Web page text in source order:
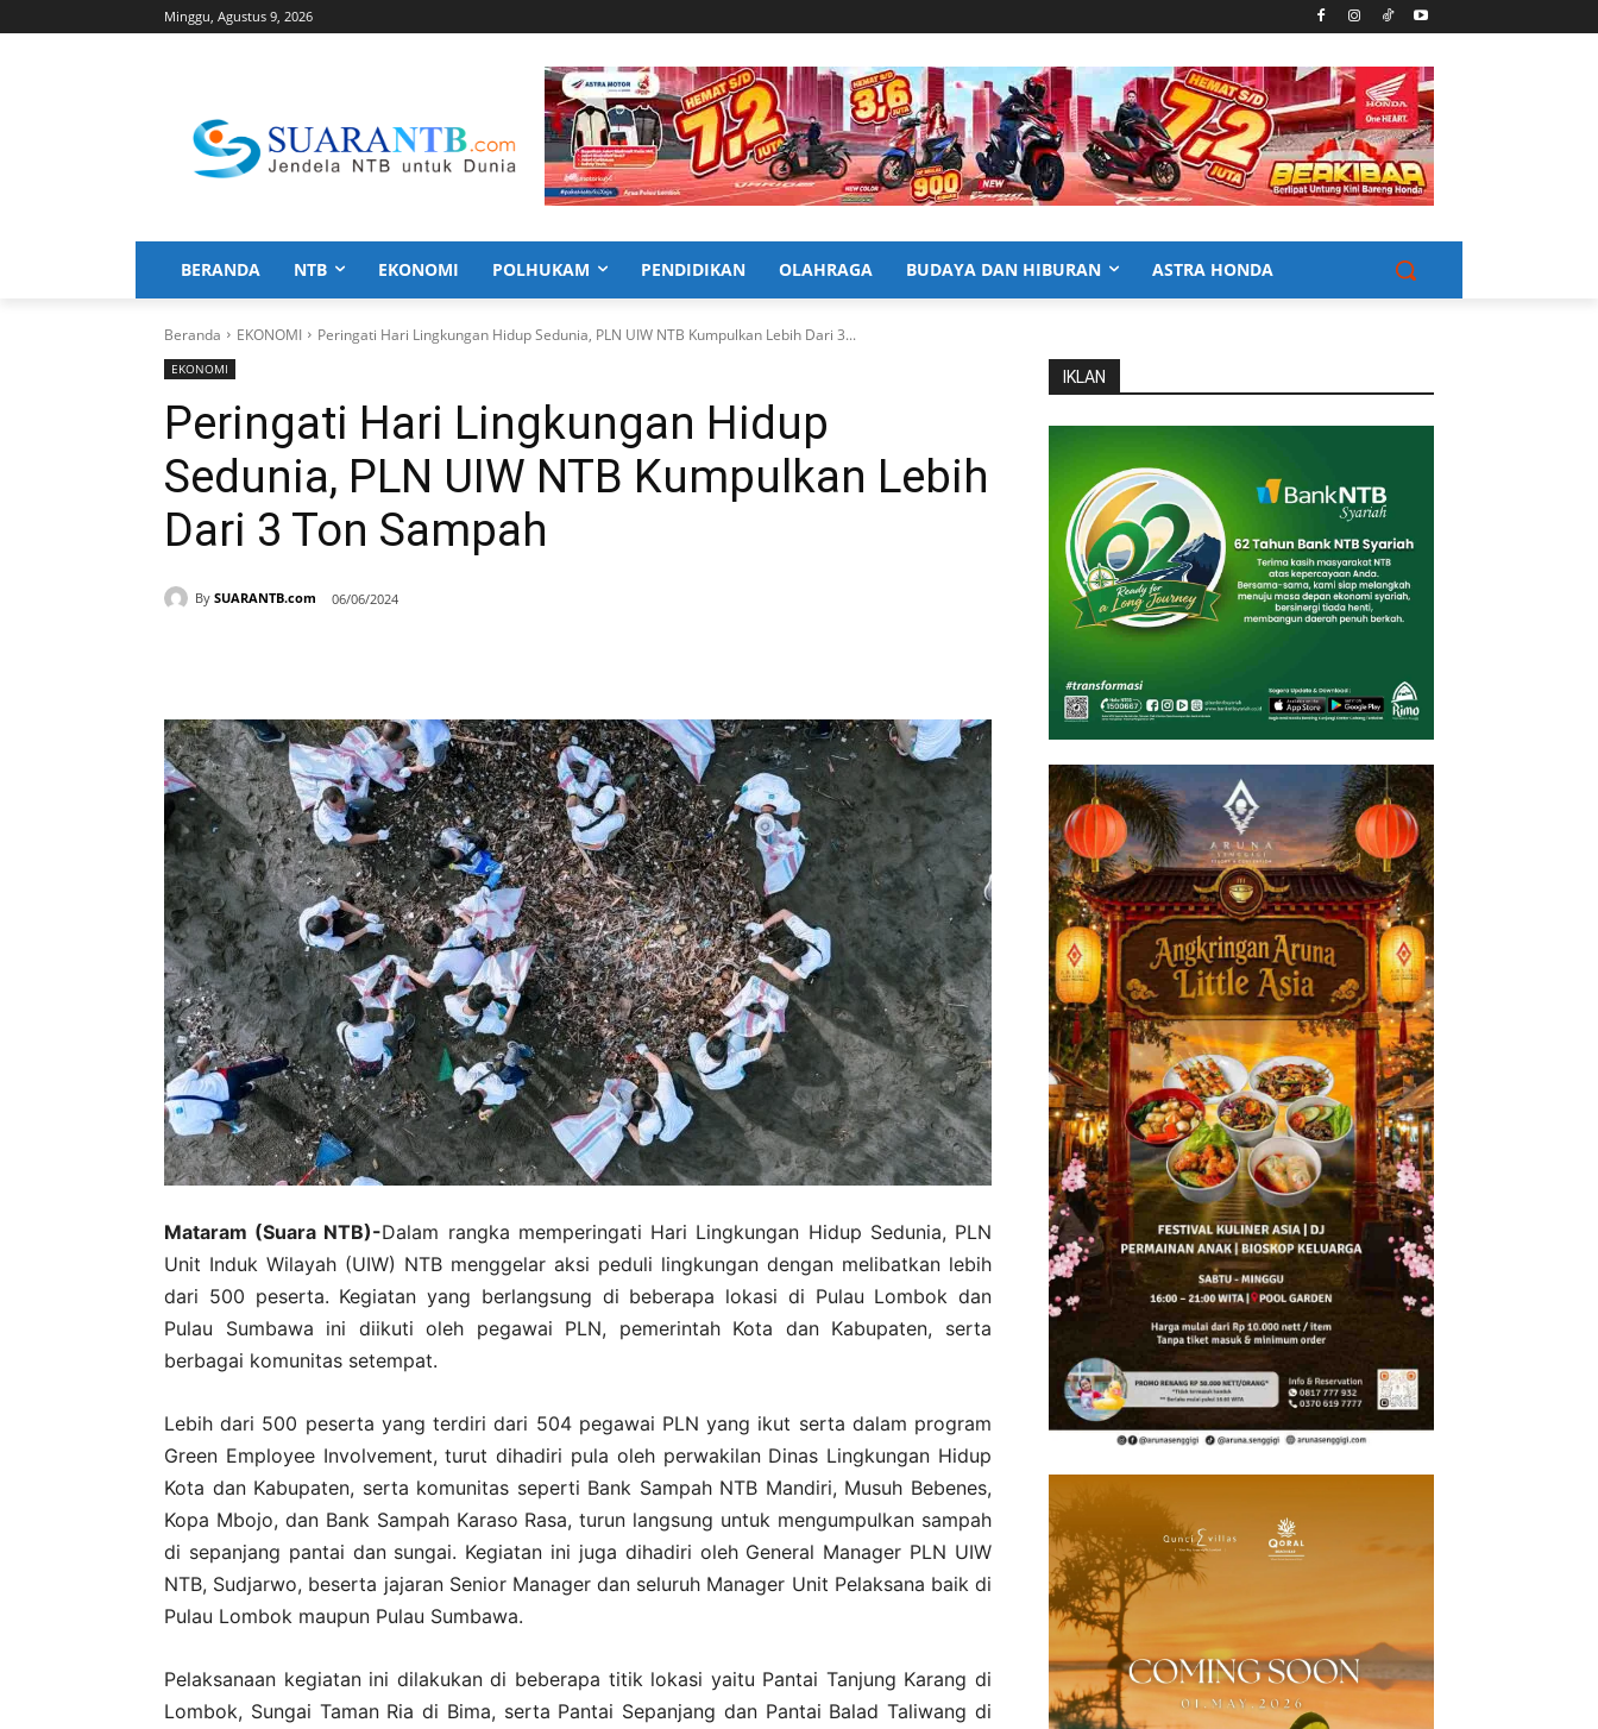
Minggu, Agustus 9, 2026
BERANDA NTB EKONOMI POLHUKAM PENDIDIKAN OLAHRAGA BUDAYA DAN HIBURAN ASTRA HONDA
Beranda EKONOMI Peringati Hari Lingkungan Hidup Sedunia, PLN UIW NTB Kumpulkan Lebih Dari 3...
EKONOMI
Peringati Hari Lingkungan Hidup
Sedunia, PLN UIW NTB Kumpulkan Lebih
Dari 3 Ton Sampah
By SUARANTB.com 06/06/2024
Mataram (Suara NTB)-Dalam rangka memperingati Hari Lingkungan Hidup Sedunia, PLN
Unit Induk Wilayah (UIW) NTB menggelar aksi peduli lingkungan dengan melibatkan lebih
dari 500 peserta. Kegiatan yang berlangsung di beberapa lokasi di Pulau Lombok dan
Pulau Sumbawa ini diikuti oleh pegawai PLN, pemerintah Kota dan Kabupaten, serta
berbagai komunitas setempat.
Lebih dari 500 peserta yang terdiri dari 504 pegawai PLN yang ikut serta dalam program
Green Employee Involvement, turut dihadiri pula oleh perwakilan Dinas Lingkungan Hidup
Kota dan Kabupaten, serta komunitas seperti Bank Sampah NTB Mandiri, Musuh Bebenes,
Kopa Mbojo, dan Bank Sampah Karaso Rasa, turun langsung untuk mengumpulkan sampah
di sepanjang pantai dan sungai. Kegiatan ini juga dihadiri oleh General Manager PLN UIW
NTB, Sudjarwo, beserta jajaran Senior Manager dan seluruh Manager Unit Pelaksana baik di
Pulau Lombok maupun Pulau Sumbawa.
Pelaksanaan kegiatan ini dilakukan di beberapa titik lokasi yaitu Pantai Tanjung Karang di
Lombok, Sungai Taman Ria di Bima, serta Pantai Sepanjang dan Pantai Balad Taliwang di
IKLAN